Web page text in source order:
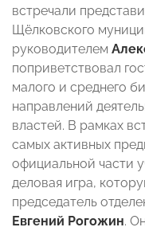
встречали
Щёлковского
руководителем
поприветствовал
малого и среднего
направлений
властей. В рамках
самых активных
официальной части
деловая игра,
председатель
Евгений Рогожин.